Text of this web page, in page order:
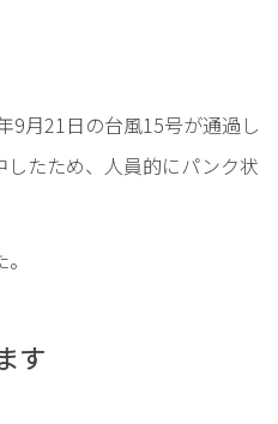
9月21日の台風15号が通過し
たため、人員的にパンク状
す